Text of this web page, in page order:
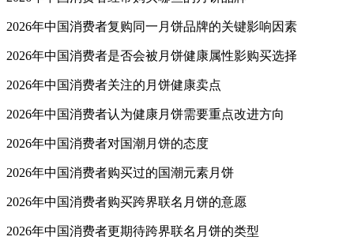
2026年中国消费者复购同一月饼品牌的关键影响因素
2026年中国消费者是否会被月饼健康属性影购买选择
2026年中国消费者关注的月饼健康卖点
2026年中国消费者认为健康月饼需要重点改进方向
2026年中国消费者对国潮月饼的态度
2026年中国消费者购买过的国潮元素月饼
2026年中国消费者购买跨界联名月饼的意愿
2026年中国消费者更期待跨界联名月饼的类型